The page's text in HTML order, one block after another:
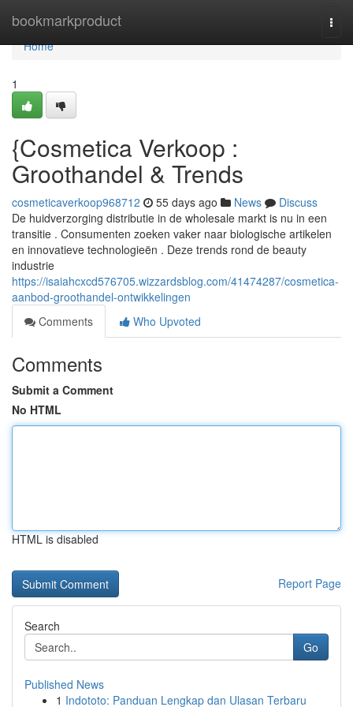
bookmarkproduct
Home
Home
1
{Cosmetica Verkoop :
Groothandel & Trends
cosmeticaverkoop968712 55 days ago News
Discuss
De huidverzorging distributie in de wholesale markt is nu in een
transitie . Consumenten zoeken vaker naar biologische artikelen
en innovatieve technologieën . Deze trends rond de beauty
industrie
https://isaiahcxcd576705.wizzardsblog.com/41474287/cosmetica-
aanbod-groothandel-ontwikkelingen
Comments
Who Upvoted
Comments
Submit a Comment
No HTML
HTML is disabled
Report Page
Search
Go
Published News
1 Indototo: Panduan Lengkap dan Ulasan Terbaru